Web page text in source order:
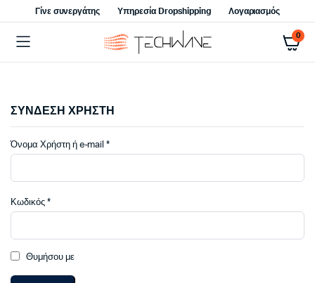
Γίνε συνεργάτης Υπηρεσία Dropshipping Λογαριασμός
0
ΣΥΝΔΕΣΗ ΧΡΗΣΤΗ
Όνομα Χρήστη ή e-mail*Απαιτείται
Κωδικός *Απαιτείται
Θυμήσου με